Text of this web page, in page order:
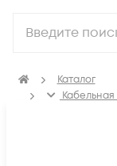
Каталог